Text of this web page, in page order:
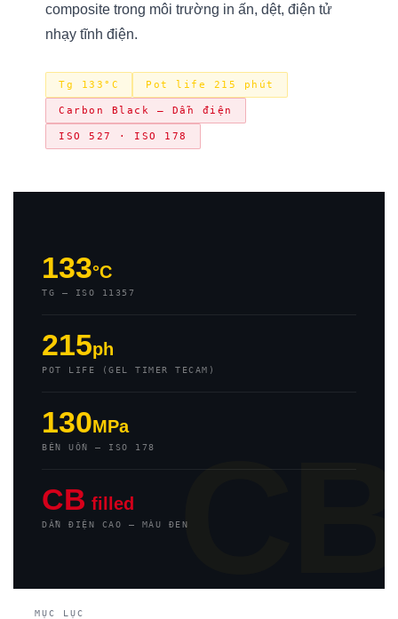
composite trong môi trường in ấn, dệt, điện tử
nhạy tĩnh điện.
Tg 133°C Pot life 215 phút
Carbon Black — Dẫn điện
ISO 527 · ISO 178
133°C
TG — ISO 11357
215ph
POT LIFE (GEL TIMER TECAM)
130MPa
BỀN UỐN — ISO 178
CB filled
DẪN ĐIỆN CAO — MÀU ĐEN
MỤC LỤC